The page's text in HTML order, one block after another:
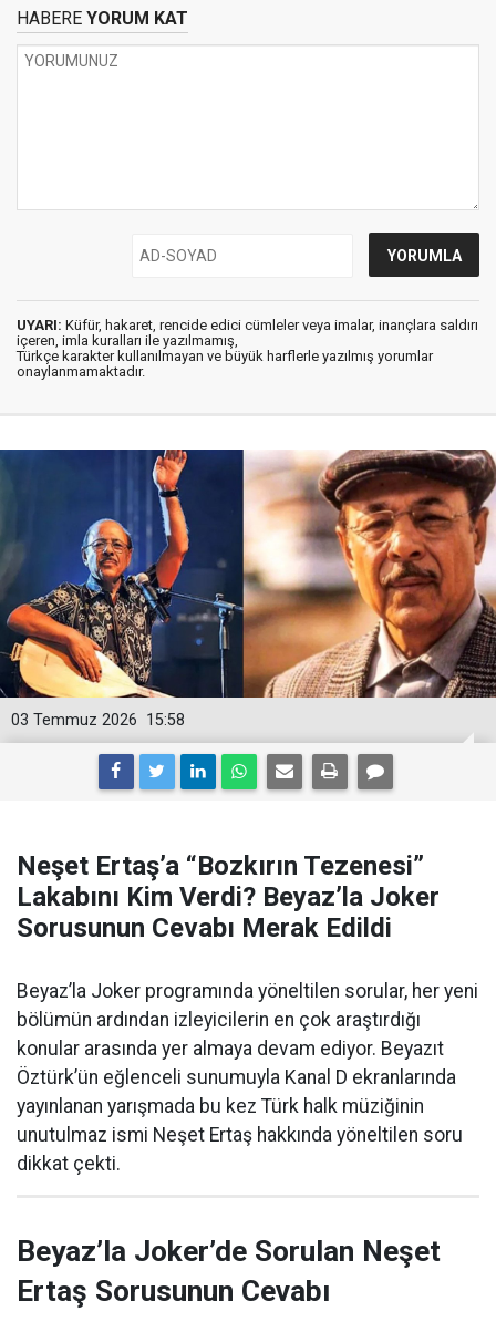
HABERE YORUM KAT
UYARI: Küfür, hakaret, rencide edici cümleler veya imalar, inançlara saldırı
içeren, imla kuralları ile yazılmamış,
Türkçe karakter kullanılmayan ve büyük harflerle yazılmış yorumlar
onaylanmamaktadır.
15:58
03 Temmuz 2026
Neşet Ertaş’a “Bozkırın Tezenesi”
Lakabını Kim Verdi? Beyaz’la Joker
Sorusunun Cevabı Merak Edildi
Beyaz’la Joker programında yöneltilen sorular, her yeni
bölümün ardından izleyicilerin en çok araştırdığı
konular arasında yer almaya devam ediyor. Beyazıt
Öztürk’ün eğlenceli sunumuyla Kanal D ekranlarında
yayınlanan yarışmada bu kez Türk halk müziğinin
unutulmaz ismi Neşet Ertaş hakkında yöneltilen soru
dikkat çekti.
Beyaz’la Joker’de Sorulan Neşet
Ertaş Sorusunun Cevabı